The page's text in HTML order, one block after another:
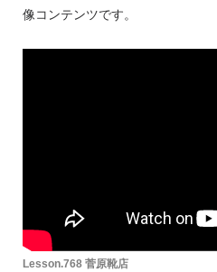
像コンテンツです。
Lesson.768 菅原靴店